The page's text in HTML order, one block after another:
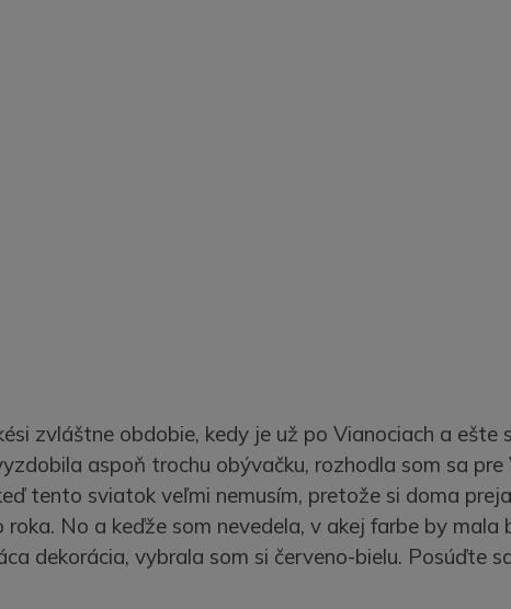
zvláštne obdobie, kedy je už po Vianociach a ešte
aspoň trochu obývačku, rozhodla som sa pre
tento sviatok veľmi nemusím, pretože si doma
roka. No a keďže som nevedela, v akej farbe by
dekorácia, vybrala som si červeno-bielu. Posúďte